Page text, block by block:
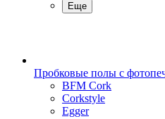
Еще
Пробковые полы с
BFM Cork
Corkstyle
Egger